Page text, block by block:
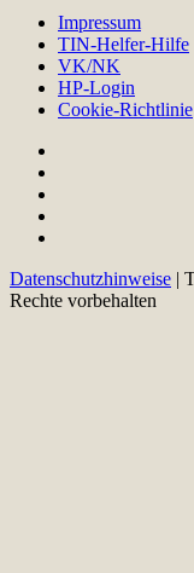
Impressum
TIN-Helfer-Hilfe
VK/NK
HP-Login
Cookie-Richtlinie
Datenschutzhinweise |
Rechte vorbehalten